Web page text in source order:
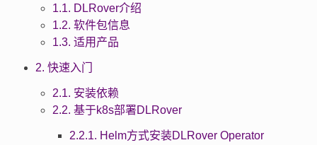
1.1. DLRover介绍
1.2. 软件包信息
1.3. 适用产品
2. 快速入门
2.1. 安装依赖
2.2. 基于k8s部署DLRover
2.2.1. Helm方式安装DLRover Operator